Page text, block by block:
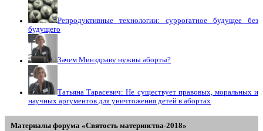
Репродуктивные технологии: суррогатное будущее без
будущего
Зачем Минздраву нужны аборты?
Татьяна Тарасевич: Не существует правовых, моральных и
научных аргументов для уничтожения детей в абортах
Материалы форума «Святость материнства-2018»